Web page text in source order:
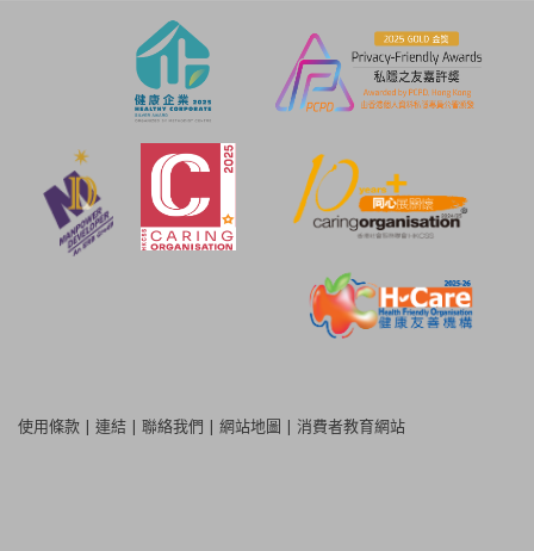
使用條款 | 連結 | 聯絡我們 | 網站地圖 | 消費者教育網站